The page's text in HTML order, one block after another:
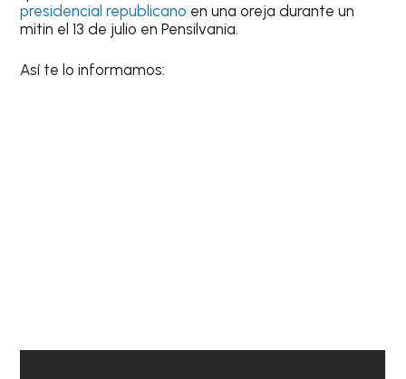
presidencial republicano en una oreja durante un
mitin el 13 de julio en Pensilvania.
Así te lo informamos: